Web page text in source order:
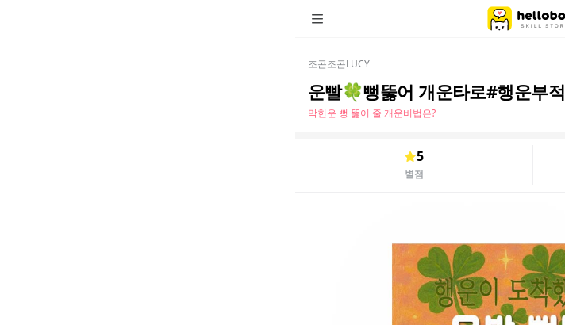
조곤조곤LUCY
운빨🍀뻥뚫어 개운타로#행운부적
막힌운 뻥 뚫어 줄 개운비법은?
5
별점